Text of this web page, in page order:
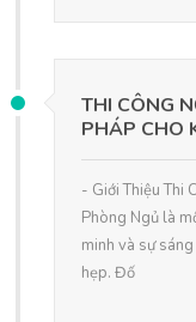
THI CÔNG
PHÁP CHO
- Giới Thiệu Thi
Phòng Ngủ là
minh và sự
hẹp. Đố